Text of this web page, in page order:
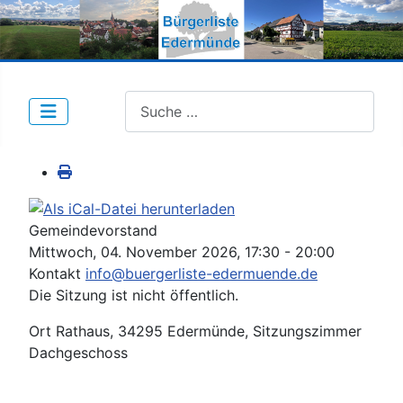
Gemeindevorstand
Mittwoch, 04. November 2026, 17:30 - 20:00
Kontakt info@buergerliste-edermuende.de
Die Sitzung ist nicht öffentlich.
Ort Rathaus, 34295 Edermünde, Sitzungszimmer
Dachgeschoss